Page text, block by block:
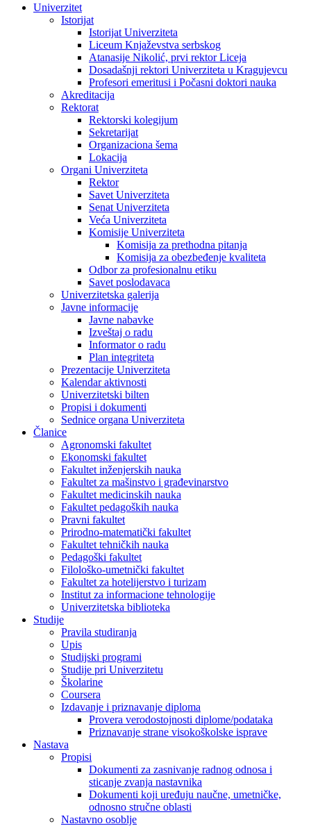
Univerzitet
Istorijat
Istorijat Univerziteta
Liceum Knjaževstva serbskog
Atanasije Nikolić, prvi rektor Liceja
Dosadašnji rektori Univerziteta u Kragujevcu
Profesori emeritusi i Počasni doktori nauka
Akreditacija
Rektorat
Rektorski kolegijum
Sekretarijat
Organizaciona šema
Lokacija
Organi Univerziteta
Rektor
Savet Univerziteta
Senat Univerziteta
Veća Univerziteta
Komisije Univerziteta
Komisija za prethodna pitanja
Komisija za obezbeđenje kvaliteta
Odbor za profesionalnu etiku
Savet poslodavaca
Univerzitetska galerija
Javne informacije
Javne nabavke
Izveštaj o radu
Informator o radu
Plan integriteta
Prezentacije Univerziteta
Kalendar aktivnosti
Univerzitetski bilten
Propisi i dokumenti
Sednice organa Univerziteta
Članice
Agronomski fakultet
Ekonomski fakultet
Fakultet inženjerskih nauka
Fakultet za mašinstvo i građevinarstvo
Fakultet medicinskih nauka
Fakultet pedagoških nauka
Pravni fakultet
Prirodno-matematički fakultet
Fakultet tehničkih nauka
Pedagoški fakultet
Filološko-umetnički fakultet
Fakultet za hotelijerstvo i turizam
Institut za informacione tehnologije
Univerzitetska biblioteka
Studije
Pravila studiranja
Upis
Studijski programi
Studije pri Univerzitetu
Školarine
Coursera
Izdavanje i priznavanje diploma
Provera verodostojnosti diplome/podataka
Priznavanje strane visokoškolske isprave
Nastava
Propisi
Dokumenti za zasnivanje radnog odnosa i
sticanje zvanja nastavnika
Dokumenti koji uređuju naučne, umetničke,
odnosno stručne oblasti
Nastavno osoblje